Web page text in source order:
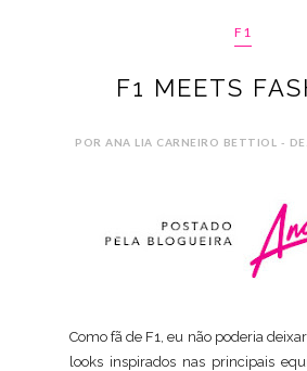
F1
F1 MEETS
POR ANA LIA CARNEIRO BETTIOL -
Como fã de F1, eu não poderia
looks inspirados nas principais